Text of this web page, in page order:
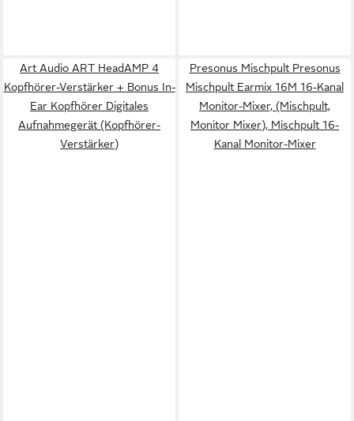
Art Audio ART HeadAMP 4
Kopfhörer-Verstärker + Bonus In-
Ear Kopfhörer Digitales
Aufnahmegerät (Kopfhörer-
Verstärker)
Presonus Mischpult Presonus
Mischpult Earmix 16M 16-Kanal
Monitor-Mixer, (Mischpult,
Monitor Mixer), Mischpult 16-
Kanal Monitor-Mixer